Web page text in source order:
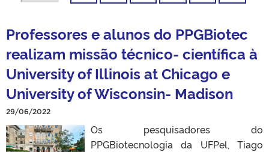
Professores e alunos do PPGBiotec
realizam missão técnico- científica à
University of Illinois at Chicago e
University of Wisconsin- Madison
29/06/2022
Os pesquisadores do
PPGBiotecnologia da UFPel, Tiago